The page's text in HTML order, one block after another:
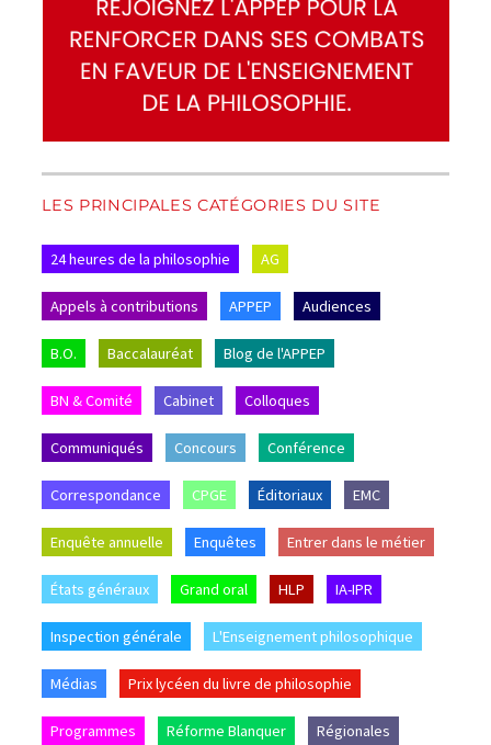
LES PRINCIPALES CATÉGORIES DU SITE
24 heures de la philosophie AG
Appels à contributions APPEP Audiences
B.O. Baccalauréat Blog de l'APPEP
BN & Comité Cabinet Colloques
Communiqués Concours Conférence
Correspondance CPGE Éditoriaux EMC
Enquête annuelle Enquêtes Entrer dans le métier
États généraux Grand oral HLP IA-IPR
Inspection générale L'Enseignement philosophique
Médias Prix lycéen du livre de philosophie
Programmes Réforme Blanquer Régionales